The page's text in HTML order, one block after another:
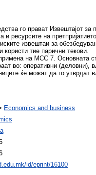
го прават Извештајот
и ресурсите на
извештаи за
користи тие парични текови.
на МСС 7. Основната
во: оперативни (деловни),
ќе можат да го утврдат
Economics and business
id/eprint/16100